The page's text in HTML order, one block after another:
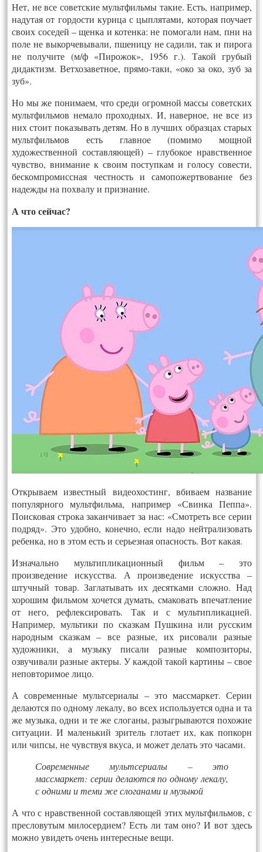
Нет, не все советские мультфильмы такие. Есть, например,
надутая от гордости курица с цыплятами, которая поучает
своих соседей – щенка и котенка: не помогали нам, пни на
поле не выкорчевывали, пшеницу не садили, так и пирога
не получите (м/ф «Пирожок», 1956 г.). Такой грубый
дидактизм. Ветхозаветное, прямо-таки, «око за око, зуб за
зуб».
Но мы же понимаем, что среди огромной массы советских
мультфильмов немало проходных. И, наверное, не все из
них стоит показывать детям. Но в лучших образцах старых
мультфильмов есть главное (помимо мощной
художественной составляющей) – глубокое нравственное
чувство, внимание к своим поступкам и голосу совести,
бескомпромиссная честность и самопожертвование без
надежды на похвалу и признание.
А что сейчас?
Открываем известный видеохостинг, вбиваем название
популярного мультфильма, например «Свинка Пеппа».
Поисковая строка заканчивает за нас: «Смотреть все серии
подряд». Это удобно, конечно, если надо нейтрализовать
ребенка, но в этом есть и серьезная опасность. Вот какая.
Изначально мультипликационный фильм – это
произведение искусства. А произведение искусства –
штучный товар. Заглатывать их десятками сложно. Над
хорошим фильмом хочется думать, смаковать впечатление
от него, рефлексировать. Так и с мультипликацией.
Например, мультики по сказкам Пушкина или русским
народным сказкам – все разные, их рисовали разные
художники, а музыку писали разные композиторы,
озвучивали разные актеры. У каждой такой картины – свое
неповторимое лицо.
А современные мультсериалы – это массмаркет. Серии
делаются по одному лекалу, во всех используется одна и та
же музыка, одни и те же слоганы, разыгрываются похожие
ситуации. И маленький зритель глотает их, как попкорн
или чипсы, не чувствуя вкуса, и может делать это часами.
Современные мультсериалы – это
массмаркет: серии делаются по одному лекалу,
с одними и теми же слоганами и музыкой
А что с нравственной составляющей этих мультфильмов, с
пресловутым милосердием? Есть ли там оно? И вот здесь
можно увидеть очень интересные вещи.